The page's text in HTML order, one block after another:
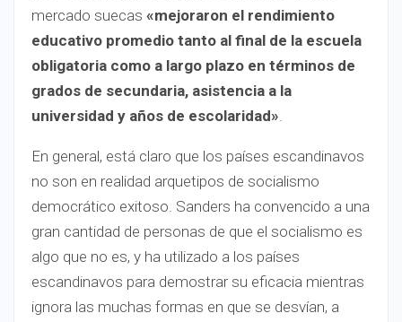
mercado suecas «mejoraron el rendimiento
educativo promedio tanto al final de la escuela
obligatoria como a largo plazo en términos de
grados de secundaria, asistencia a la
universidad y años de escolaridad».
En general, está claro que los países escandinavos
no son en realidad arquetipos de socialismo
democrático exitoso. Sanders ha convencido a una
gran cantidad de personas de que el socialismo es
algo que no es, y ha utilizado a los países
escandinavos para demostrar su eficacia mientras
ignora las muchas formas en que se desvían, a